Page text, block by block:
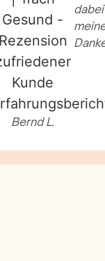
Bernd L.